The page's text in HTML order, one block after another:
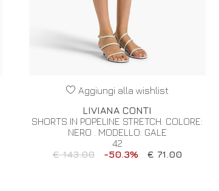
Aggiungi alla wishlist
LIVIANA CONTI
SHORTS IN POPELINE STRETCH. COLORE:
NERO . MODELLO: GALE
42
€ 143.00
-50.3% € 71.00